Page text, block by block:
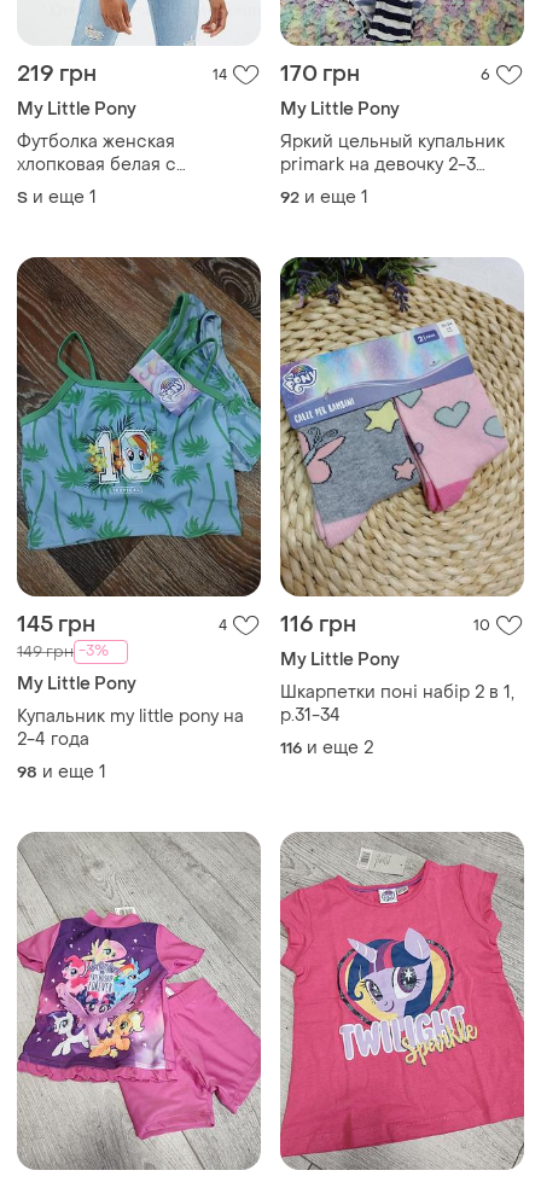
219 грн 14
My Little Pony
Футболка женская
хлопковая белая с
рисунком
S и еще 1
170 грн 6
My Little Pony
Яркий цельный купальник
primark на девочку 2-3
года/детский полосатый
купальник my little pony
92 и еще 1
145 грн 4
149 грн -3%
My Little Pony
Купальник my little pony на
2-4 года
98 и еще 1
116 грн 10
My Little Pony
Шкарпетки поні набір 2 в 1,
р.31-34
116 и еще 2